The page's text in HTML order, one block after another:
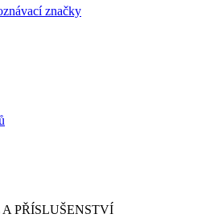
značky
PŘÍSLUŠENSTVÍ